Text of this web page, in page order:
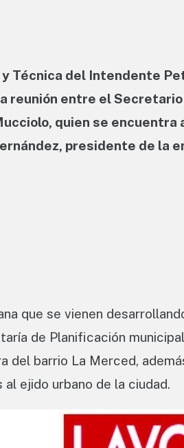
Técnica del Intendente
reunión entre el
quien se
presidente de la
que se vienen
de Planificación
del barrio La Merced,
ejido urbano de la ciudad.